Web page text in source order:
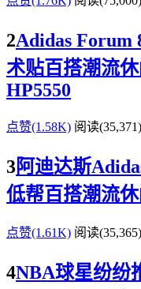
2Adidas Forum
术贴百搭潮流
HP5550
点赞(1.58K) 阅读(35,371)
3阿迪达斯
低帮百搭潮流
点赞(1.61K) 阅读(35,365)
4NBA球星纷纷